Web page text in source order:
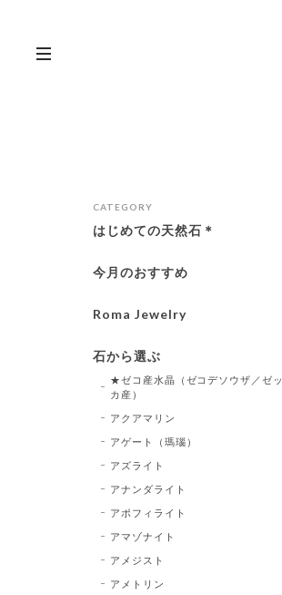
CATEGORY
はじめての天然石＊
今月のおすすめ
Roma Jewelry
石から選ぶ
★ゼコ産水晶（ゼコデソウザ／ゼッ
カ産）
アクアマリン
アゲート（瑪瑙）
アズライト
アナンダライト
アポフィライト
アマゾナイト
アメジスト
アメトリン